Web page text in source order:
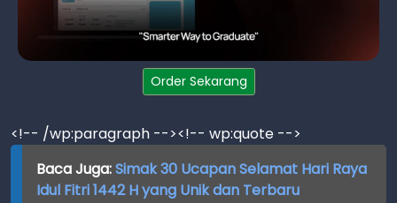
Order Sekarang
<!-- /wp:paragraph --><!-- wp:quote -->
Baca Juga:Simak 30 Ucapan Selamat Hari Raya
Idul Fitri 1442 H yang Unik dan Terbaru